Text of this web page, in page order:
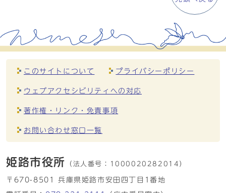
このサイトについて プライバシーポリシー
ウェブアクセシビリティへの対応
著作権・リンク・免責事項
お問い合わせ窓口一覧
姫路市役所 （法人番号： 1000020282014）
〒670-8501 兵庫県姫路市安田四丁目1番地